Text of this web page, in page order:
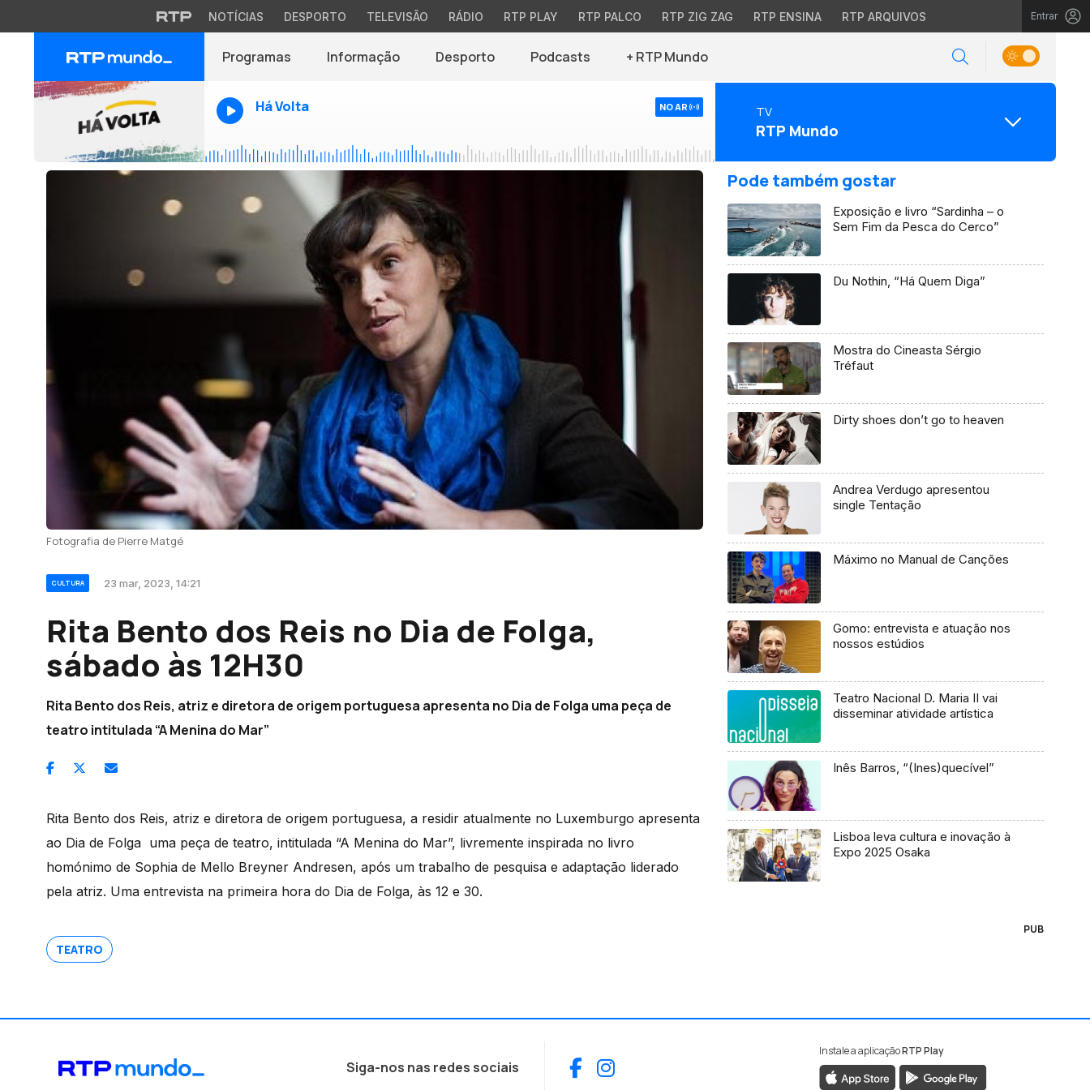
NOTÍCIAS DESPORTO TELEVISÃO RÁDIO RTP PLAY RTP PALCO RTP ZIG ZAG RTP ENSINA RTP ARQUIVOS Entrar
Programas Informação Desporto Podcasts + RTP Mundo
Há Volta NO AR TV
RTP Mundo
Fotografia de Pierre Matgé
CULTURA 23 mar, 2023, 14:21
Rita Bento dos Reis no Dia de Folga,
sábado às 12H30
Rita Bento dos Reis, atriz e diretora de origem portuguesa apresenta no Dia de Folga uma peça de
teatro intitulada “A Menina do Mar”
Rita Bento dos Reis, atriz e diretora de origem portuguesa, a residir atualmente no Luxemburgo apresenta
ao Dia de Folga uma peça de teatro, intitulada “A Menina do Mar”, livremente inspirada no livro
homónimo de Sophia de Mello Breyner Andresen, após um trabalho de pesquisa e adaptação liderado
pela atriz. Uma entrevista na primeira hora do Dia de Folga, às 12 e 30.
TEATRO
Pode também gostar
Exposição e livro “Sardinha – o
Sem Fim da Pesca do Cerco”
Du Nothin, “Há Quem Diga”
Mostra do Cineasta Sérgio
Tréfaut
Dirty shoes don’t go to heaven
Andrea Verdugo apresentou
single Tentação
Máximo no Manual de Canções
Gomo: entrevista e atuação nos
nossos estúdios
Teatro Nacional D. Maria II vai
disseminar atividade artística
Inês Barros, “(Ines)quecível”
Lisboa leva cultura e inovação à
Expo 2025 Osaka
PUB
Siga-nos nas redes sociais Facebook
Instagram
Instale a aplicaçãoRTP Play